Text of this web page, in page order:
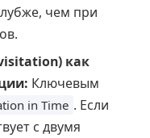
чем при
как
Ключевым
in Time . Если
с двумя